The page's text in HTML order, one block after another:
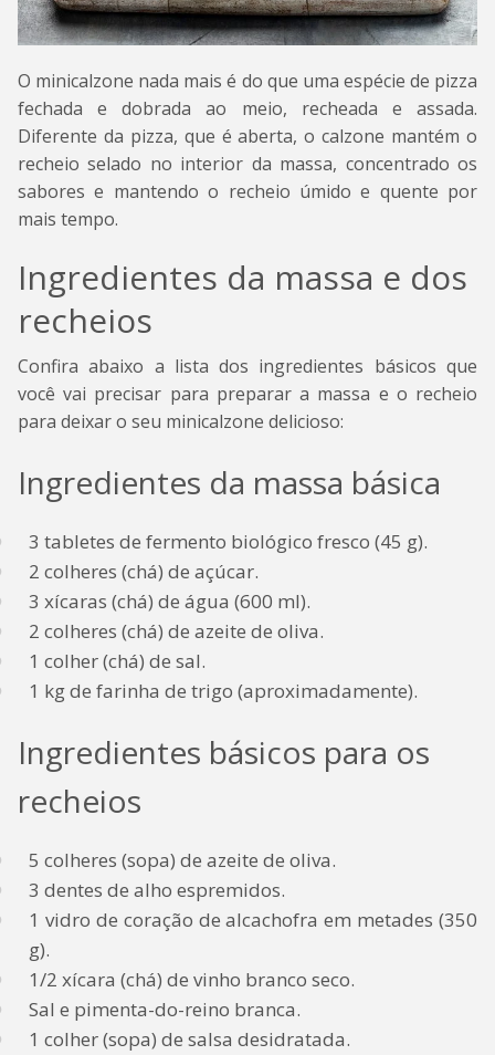
O minicalzone nada mais é do que uma espécie de pizza
fechada e dobrada ao meio, recheada e assada.
Diferente da pizza, que é aberta, o calzone mantém o
recheio selado no interior da massa, concentrado os
sabores e mantendo o recheio úmido e quente por
mais tempo.
Ingredientes da massa e dos
recheios
Confira abaixo a lista dos ingredientes básicos que
você vai precisar para preparar a massa e o recheio
para deixar o seu minicalzone delicioso:
Ingredientes da massa básica
3 tabletes de fermento biológico fresco (45 g).
2 colheres (chá) de açúcar.
3 xícaras (chá) de água (600 ml).
2 colheres (chá) de azeite de oliva.
1 colher (chá) de sal.
1 kg de farinha de trigo (aproximadamente).
Ingredientes básicos para os
recheios
5 colheres (sopa) de azeite de oliva.
3 dentes de alho espremidos.
1 vidro de coração de alcachofra em metades (350
g).
1/2 xícara (chá) de vinho branco seco.
Sal e pimenta-do-reino branca.
1 colher (sopa) de salsa desidratada.